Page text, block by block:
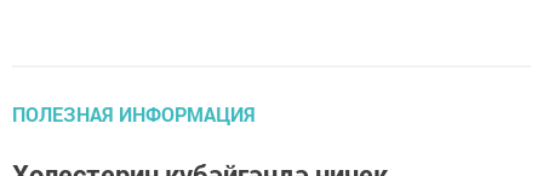
ПОЛЕЗНАЯ ИНФОРМАЦИЯ